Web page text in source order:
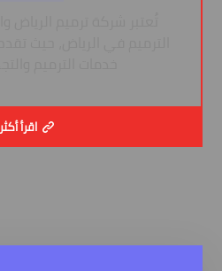
اقرأ أكثر